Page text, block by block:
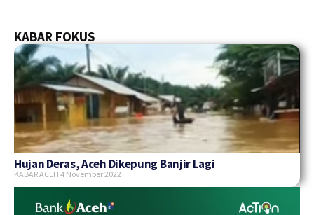
KABAR FOKUS
Hujan Deras, Aceh Dikepung Banjir Lagi
KABAR ACEH 4 November 2022